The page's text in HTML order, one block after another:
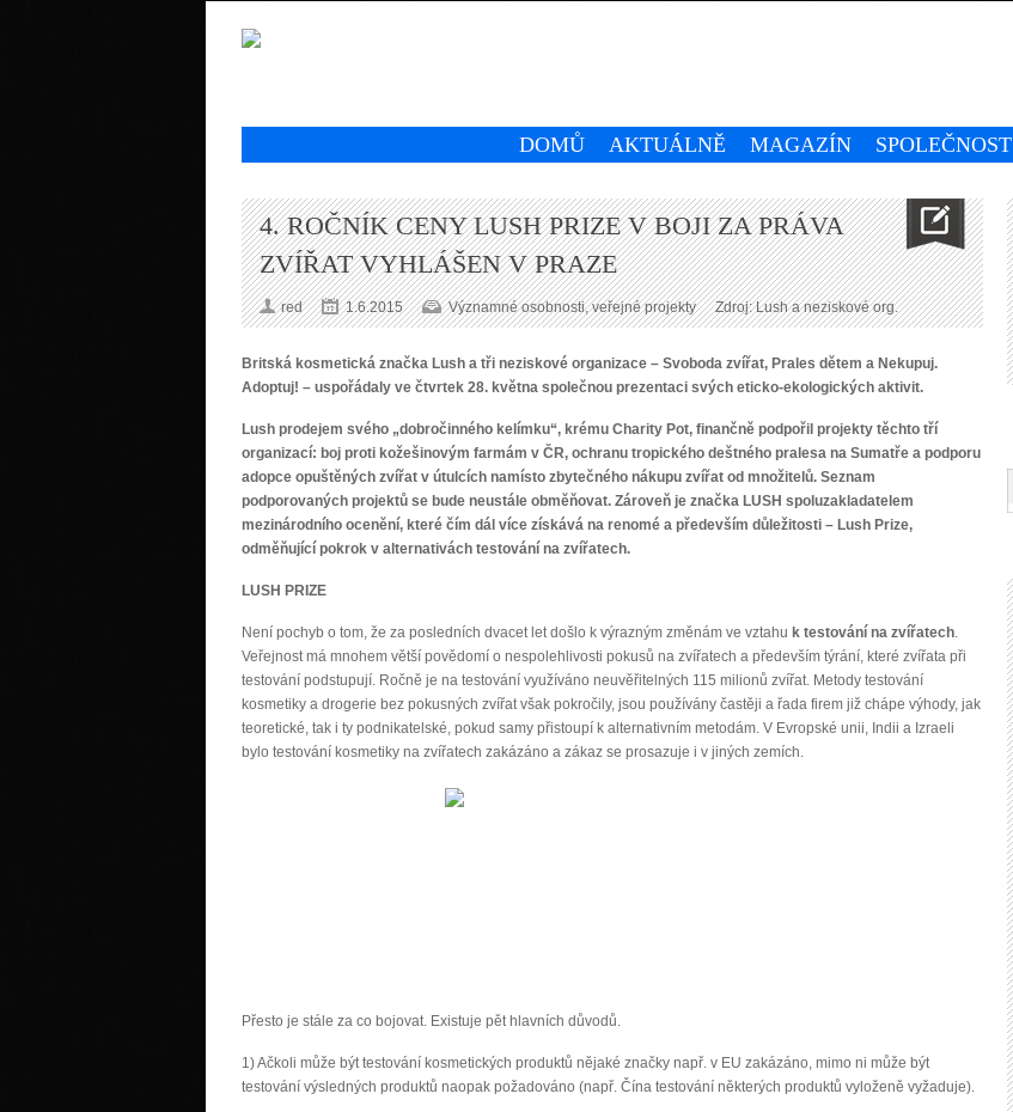
DOMŮ AKTUÁLNĚ MAGAZÍN SPOLEČNOST
4. ROČNÍK CENY LUSH PRIZE V BOJI ZA PRÁVA
ZVÍŘAT VYHLÁŠEN V PRAZE
red Zdroj: Lush a neziskové org.
1.6.2015 Významné osobnosti, veřejné projekty
Britská kosmetická značka Lush a tři neziskové organizace – Svoboda zvířat, Prales dětem a Nekupuj.
Adoptuj! – uspořádaly ve čtvrtek 28. května společnou prezentaci svých eticko-ekologických aktivit.
Lush prodejem svého „dobročinného kelímku“, krému Charity Pot, finančně podpořil projekty těchto tří
organizací: boj proti kožešinovým farmám v ČR, ochranu tropického deštného pralesa na Sumatře a podporu
adopce opuštěných zvířat v útulcích namísto zbytečného nákupu zvířat od množitelů. Seznam
podporovaných projektů se bude neustále obměňovat. Zároveň je značka LUSH spoluzakladatelem
mezinárodního ocenění, které čím dál více získává na renomé a především důležitosti – Lush Prize,
odměňující pokrok v alternativách testování na zvířatech.
LUSH PRIZE
Není pochyb o tom, že za posledních dvacet let došlo k výrazným změnám ve vztahu k testování na zvířatech.
Veřejnost má mnohem větší povědomí o nespolehlivosti pokusů na zvířatech a především týrání, které zvířata při
testování podstupují. Ročně je na testování využíváno neuvěřitelných 115 milionů zvířat. Metody testování
kosmetiky a drogerie bez pokusných zvířat však pokročily, jsou používány častěji a řada firem již chápe výhody, jak
teoretické, tak i ty podnikatelské, pokud samy přistoupí k alternativním metodám. V Evropské unii, Indii a Izraeli
bylo testování kosmetiky na zvířatech zakázáno a zákaz se prosazuje i v jiných zemích.
Přesto je stále za co bojovat. Existuje pět hlavních důvodů.
1) Ačkoli může být testování kosmetických produktů nějaké značky např. v EU zakázáno, mimo ni může být
testování výsledných produktů naopak požadováno (např. Čína testování některých produktů vyloženě vyžaduje).